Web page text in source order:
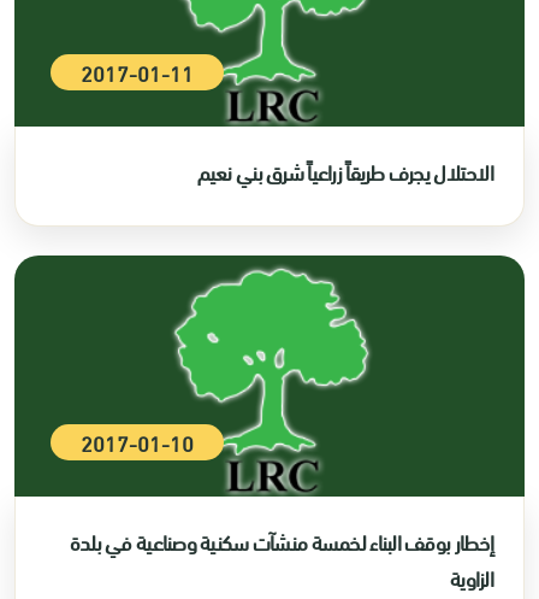
2017-01-11
الاحتلال يجرف طريقاً زراعياً شرق بني نعيم
2017-01-10
إخطار بوقف البناء لخمسة منشآت سكنية وصناعية في بلدة
الزاوية